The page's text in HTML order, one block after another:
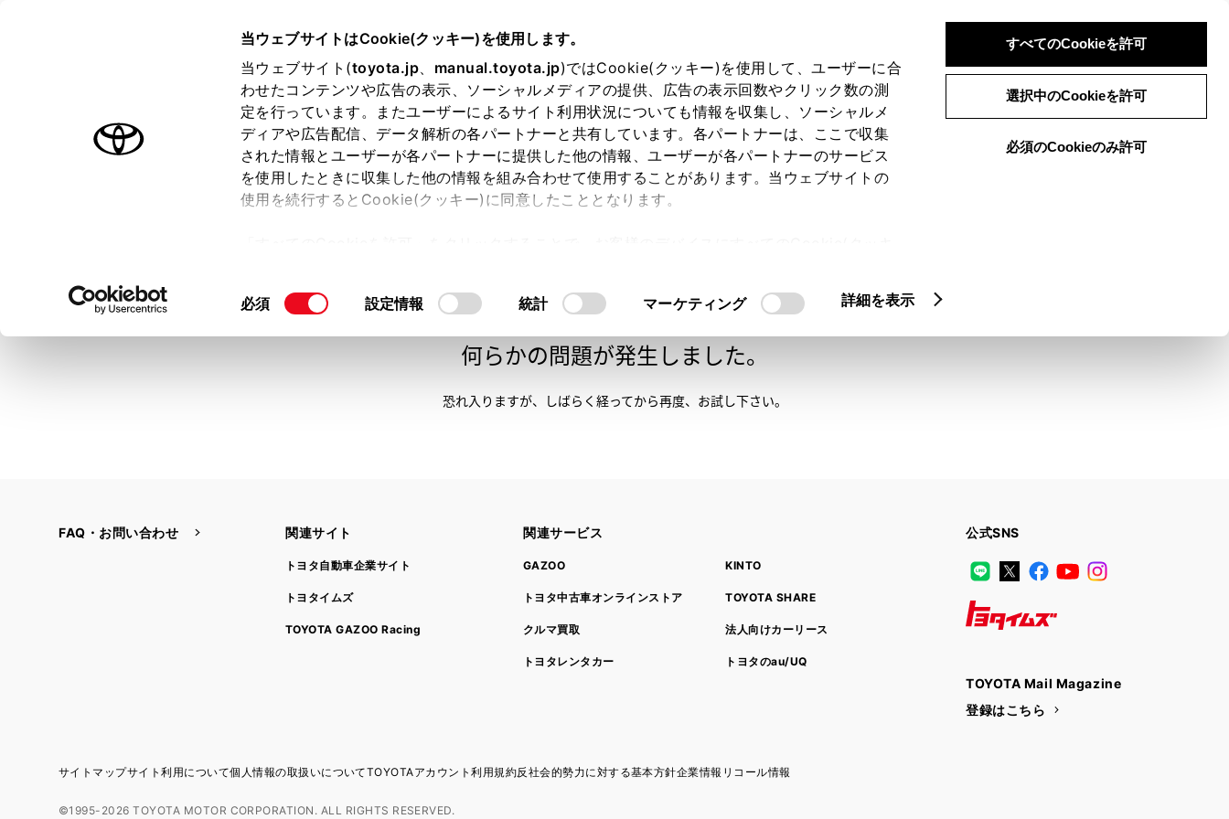
当ウェブサイトはCookie(クッキー)を使用します。
当ウェブサイト(toyota.jp、 manual.toyota.jp)ではCookie(クッキー)を使用して、ユーザーに合
わせたコンテンツや広告の表示、ソーシャルメディアの提供、広告の表示回数やクリック数の測
定を行っています。またユーザーによるサイト利用状況についても情報を収集し、ソーシャルメ
ディアや広告配信、データ解析の各パートナーと共有しています。各パートナーは、ここで収集
された情報とユーザーが各パートナーに提供した他の情報、ユーザーが各パートナーのサービス
を使用したときに収集した他の情報を組み合わせて使用することがあります。当ウェブサイトの
使用を続行するとCookie(クッキー)に同意したこととなります。
て」をご覧ください。
同
必須 設定情報 統計 マーケティング 詳細を表示
すべてのCookieを許可
選択中のCookieを許可
必須のCookieのみ許可
ログイン 検索 メニュー
オーナーサポート トピックス
トヨタ認定中古車 メニュー
トヨタ認定中古車の魅力 3つの買い方 オンライン購入 お気に入り
申し訳ございません。
何らかの問題が発生しました。
恐れ入りますが、しばらく経ってから再度、お試し下さい。
FAQ・お問い合わせ 関連サイト
トヨタ自動車企業サイト
トヨタイムズ
TOYOTA GAZOO Racing
関連サービス
GAZOO
トヨタ中古車オンラインストア
クルマ買取
トヨタレンタカー
KINTO
TOYOTA SHARE
法人向けカーリース
トヨタのau/UQ
公式SNS
LINEX Facebook
YouTube
TOYOTA Mail Magazine
登録はこちら
サイトマップサイト利用について個人情報の取扱いについてTOYOTAアカウント利用規約反社会的勢力に対する基本方針企業情報 リコール情報
©1995-2026 TOYOTA MOTOR CORPORATION. ALL RIGHTS RESERVED.